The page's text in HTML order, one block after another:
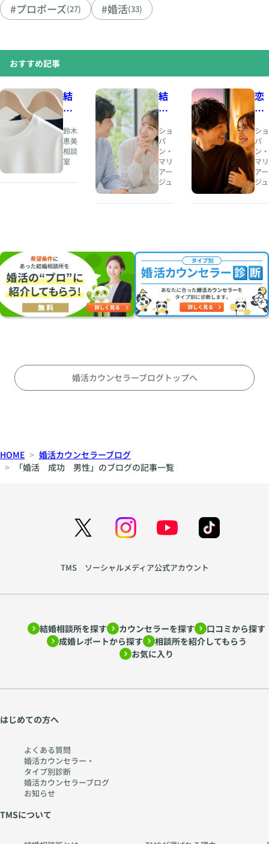
#プロポーズ(27) #婚活(33)
おすすめ記事
結
婚
相
談
所
夏
お
見
合
い
に
メ
鈴木
恵美
相談
室
結
婚
は
、
人
生
を
見
つ
け
る
対
等
ー
の
方
ラ
ー
心
学
ショ
パ
ン・
マリ
アー
ジュ
恋
愛
の
と
き
め
き
の
安
心
は
両
か
解
ps:
ショ
パ
ン・
マリ
アー
ジュ
婚活カウンセラーブログトップへ
HOME
婚活カウンセラーブログ
「婚活 成功 男性」のブログの記事一覧
TMS ソーシャルメディア公式アカウント
結婚相談所を探す カウンセラーを探す
口コミから探す
成婚レポートから探す
相談所を紹介してもらう
お気に入り
はじめての方へ
よくある質問
婚活カウンセラー・
タイプ別診断
婚活カウンセラーブログ
お知らせ
TMSについて